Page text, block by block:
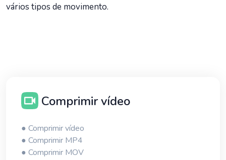
vários tipos de movimento.
Comprimir vídeo
● Comprimir vídeo
● Comprimir MP4
● Comprimir MOV